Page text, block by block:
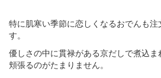
特に肌寒い季節に恋しくなるおでんも
す。
優しさの中に貫禄がある京だしで煮込
頬張るのがたまりません。